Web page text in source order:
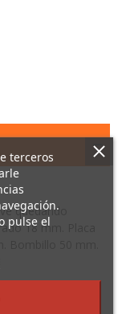
quedando
18 mm. Placa
Bombillo 50 mm.
terceros
pulse el